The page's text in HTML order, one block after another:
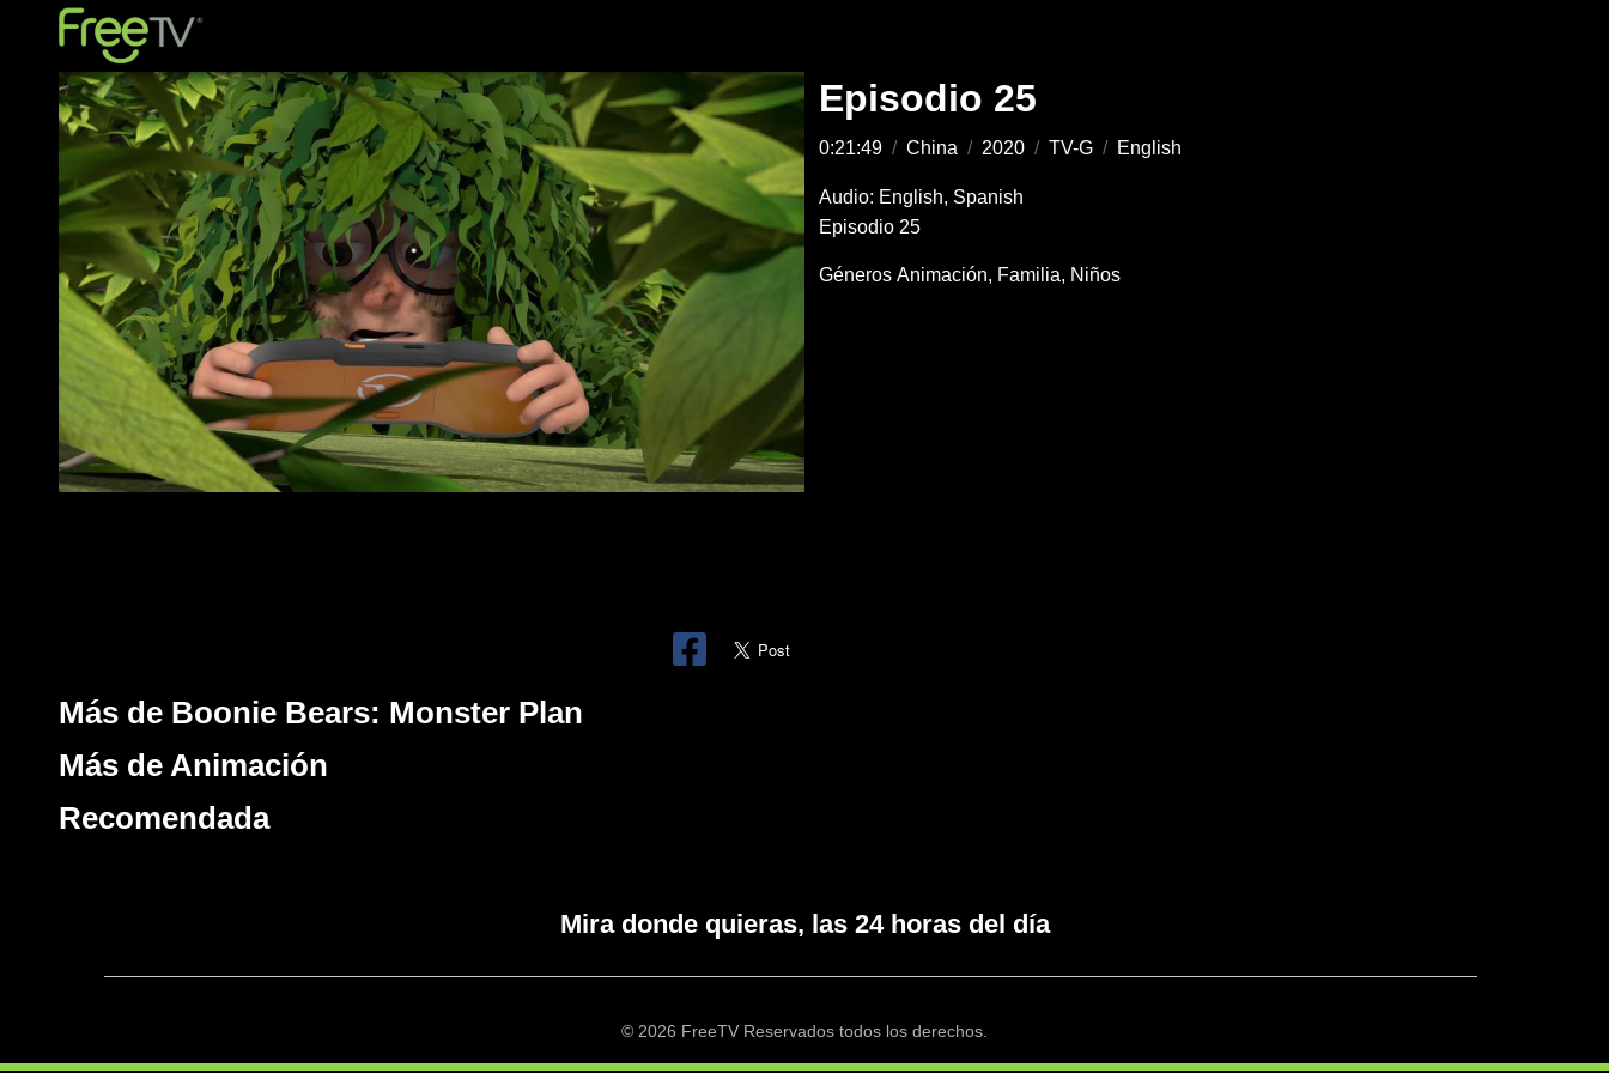
Episodio 25
0:21:49 / China / 2020 / TV-G / English
Audio: English, Spanish
Episodio 25
Géneros Animación Familia Niños
Más de Boonie Bears: Monster Plan
Más de Animación
Recomendada
Mira donde quieras, las 24 horas del día
© 2026 FreeTV Reservados todos los derechos.